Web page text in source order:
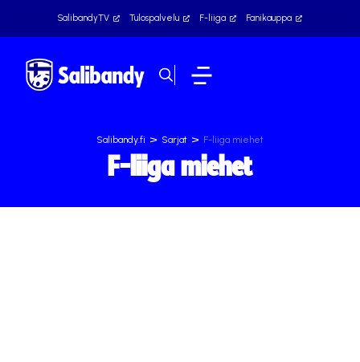
SalibandyTV Tulospalvelu F-liiga Fanikauppa
Salibandy.fi > Sarjat > F-liiga miehet
F-liiga miehet